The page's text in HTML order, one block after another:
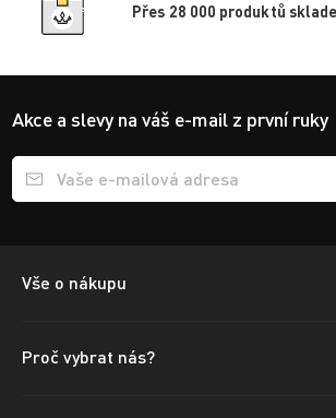
Přes 28 000 produktů
Akce a slevy na váš e-mail z první ruky
Přihlášení e-mailu k odběru
Vše o nákupu
Proč vybrat nás?